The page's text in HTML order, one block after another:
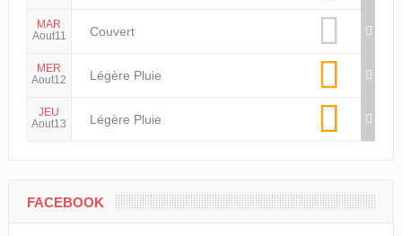
MAR
Aout11
Couvert
MER
Aout12
Légère Pluie
JEU
Aout13
Légère Pluie
FACEBOOK